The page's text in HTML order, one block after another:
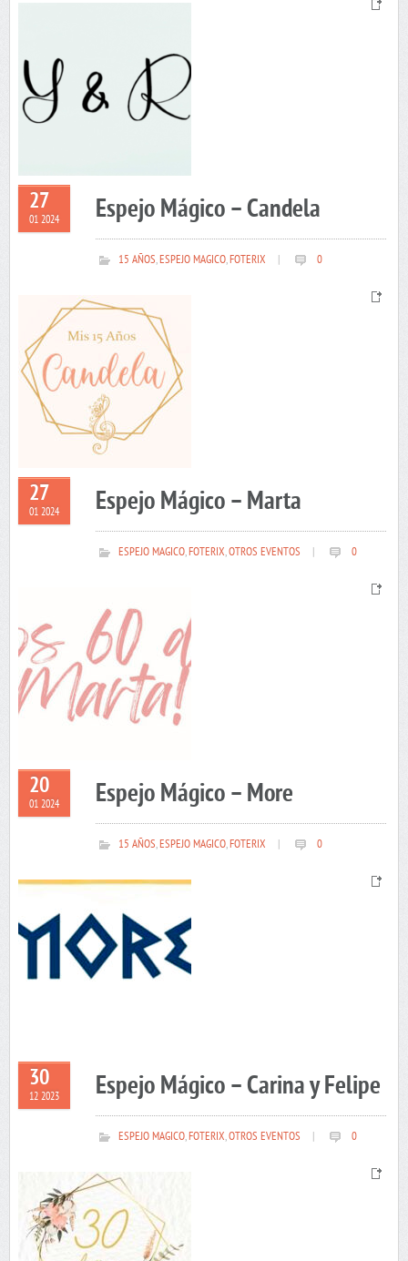
27
01 2024 Espejo Mágico – Candela
15 AÑOS,ESPEJO MAGICO,FOTERIX 0
27
01 2024 Espejo Mágico – Marta
ESPEJO MAGICO,FOTERIX,OTROS EVENTOS 0
20
01 2024 Espejo Mágico – More
15 AÑOS,ESPEJO MAGICO,FOTERIX 0
30
12 2023 Espejo Mágico – Carina y Felipe
ESPEJO MAGICO,FOTERIX,OTROS EVENTOS 0